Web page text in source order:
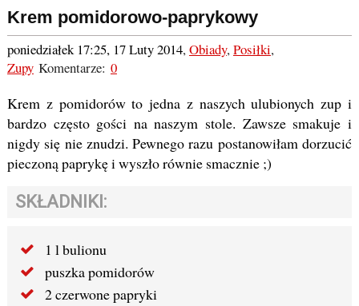
Krem pomidorowo-paprykowy
poniedziałek 17:25, 17 Luty 2014,Obiady,Posiłki,
ZupyKomentarze: 0
Krem z pomidorów to jedna z naszych ulubionych zup i
bardzo często gości na naszym stole. Zawsze smakuje i
nigdy się nie znudzi. Pewnego razu postanowiłam dorzucić
pieczoną paprykę i wyszło równie smacznie ;)
SKŁADNIKI:
1 l bulionu
puszka pomidorów
2 czerwone papryki